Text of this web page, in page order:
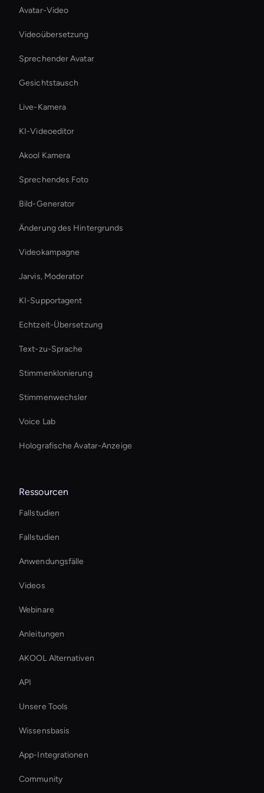
Avatar-Video
Videoübersetzung
Sprechender Avatar
Gesichtstausch
Live-Kamera
KI-Videoeditor
Akool Kamera
Sprechendes Foto
Bild-Generator
Änderung des Hintergrunds
Videokampagne
Jarvis, Moderator
KI-Supportagent
Echtzeit-Übersetzung
Text-zu-Sprache
Stimmenklonierung
Stimmenwechsler
Voice Lab
Holografische Avatar-Anzeige
Ressourcen
Fallstudien
Fallstudien
Anwendungsfälle
Videos
Webinare
Anleitungen
AKOOL Alternativen
API
Unsere Tools
Wissensbasis
App-Integrationen
Community